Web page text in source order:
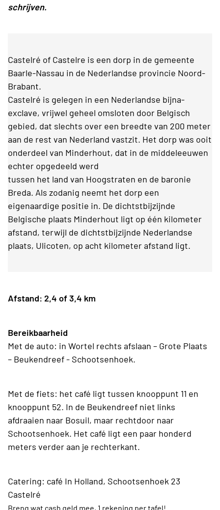
schrijven.
Castelré of Castelre is een dorp in de gemeente
Baarle-Nassau in de Nederlandse provincie Noord-
Brabant.
Castelré is gelegen in een Nederlandse bijna-
exclave, vrijwel geheel omsloten door Belgisch
gebied, dat slechts over een breedte van 200 meter
aan de rest van Nederland vastzit. Het dorp was ooit
onderdeel van Minderhout, dat in de middeleeuwen
echter opgedeeld werd
tussen het land van Hoogstraten en de baronie
Breda. Als zodanig neemt het dorp een
eigenaardige positie in. De dichtstbijzijnde
Belgische plaats Minderhout ligt op één kilometer
afstand, terwijl de dichtstbijzijnde Nederlandse
plaats, Ulicoten, op acht kilometer afstand ligt.
Afstand: 2,4 of 3,4 km
Bereikbaarheid
Met de auto: in Wortel rechts afslaan – Grote Plaats
– Beukendreef - Schootsenhoek.
Met de fiets: het café ligt tussen knooppunt 11 en
knooppunt 52. In de Beukendreef niet links
afdraaien naar Bosuil, maar rechtdoor naar
Schootsenhoek. Het café ligt een paar honderd
meters verder aan je rechterkant.
Catering: café In Holland, Schootsenhoek 23
Castelré
Breng wat cash geld mee, 1 rekening per tafel!